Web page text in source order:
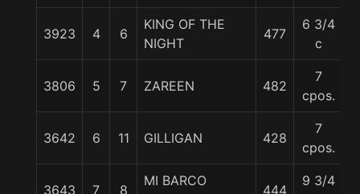
3923 4 6
KING OF THE
NIGHT
477
6 3/4
c
3806 5 7 ZAREEN 482
7
cpos.
3642 6 11 GILLIGAN 428
7
cpos.
3643 7 8
MI BARCO
444
9 3/4